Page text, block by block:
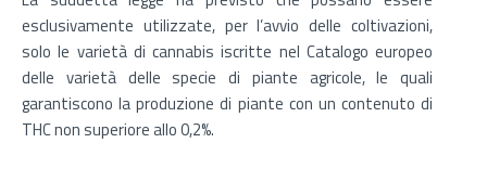
esclusivamente utilizzate, per l’avvio delle coltivazioni,
solo le varietà di cannabis iscritte nel Catalogo europeo
delle varietà delle specie di piante agricole, le quali
garantiscono la produzione di piante con un contenuto di
THC non superiore allo 0,2%.